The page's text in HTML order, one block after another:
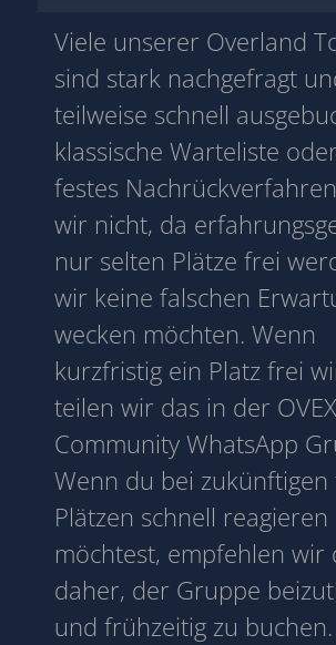
Viele unserer Overland
sind stark nachgefragt
teilweise schnell
klassische Warteliste
festes
wir nicht, da
nur selten Plätze frei
wir keine falschen
wecken möchten. Wenn
kurzfristig ein Platz frei
teilen wir das in der OVEX
Community WhatsApp
Wenn du bei zukünftigen
Plätzen schnell reagieren
möchtest, empfehlen wir
daher, der Gruppe
und frühzeitig zu buchen.